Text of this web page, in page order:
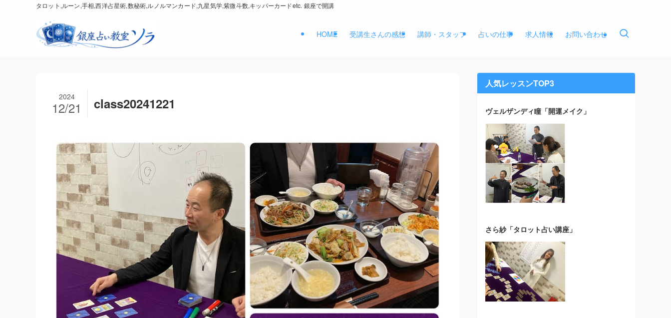
タロット,ルーン,手相,西洋占星術,数秘術,ルノルマンカード,九星気学,紫微斗数,キッパーカードetc. 銀座で開講
HOME 受講生さんの感想 講師・スタッフ 占いの仕事 求人情報 お問い合わせ
class20241221
2024
12/21
人気レッスンTOP3
ヴェルザンディ瞳「開運メイク」
さら紗「タロット占い講座」